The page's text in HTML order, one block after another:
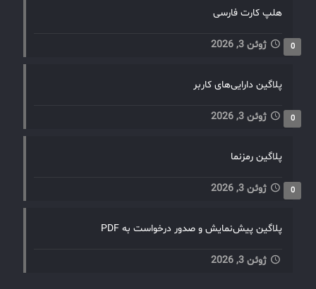
هلپ کارت فارسی
ژوئن 3, 2026 0
پلاگین دارایی‌های کاربر
ژوئن 3, 2026 0
پلاگین رمزنما
ژوئن 3, 2026 0
پلاگین پیش‌نمایش و صدور درخواست به PDF
ژوئن 3, 2026